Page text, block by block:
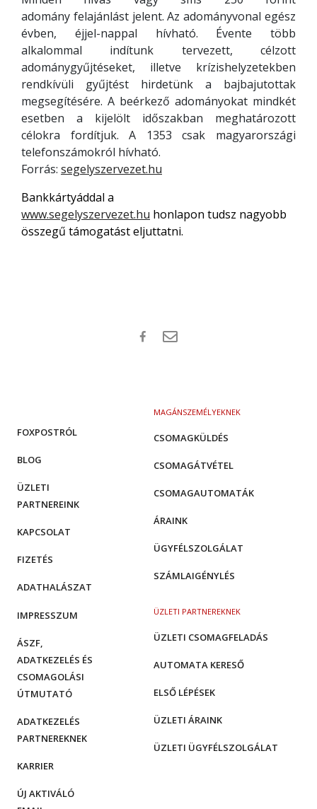
adomány felajánlást jelent. Az adományvonal egész
évben, éjjel-nappal hívható. Évente több
alkalommal indítunk tervezett, célzott
adománygyűjtéseket, illetve krízishelyzetekben
rendkívüli gyűjtést hirdetünk a bajbajutottak
megsegítésére. A beérkező adományokat mindkét
esetben a kijelölt időszakban meghatározott
célokra fordítjuk. A 1353 csak magyarországi
telefonszámokról hívható.
Forrás: segelyszervezet.hu
Bankkártyáddal a
www.segelyszervezet.hu honlapon tudsz nagyobb
összegű támogatást eljuttatni.
MAGÁNSZEMÉLYEKNEK
CSOMAGKÜLDÉS
CSOMAGÁTVÉTEL
CSOMAGAUTOMATÁK
ÁRAINK
ÜGYFÉLSZOLGÁLAT
SZÁMLAIGÉNYLÉS
ÜZLETI PARTNEREKNEK
ÜZLETI CSOMAGFELADÁS
AUTOMATA KERESŐ
ELSŐ LÉPÉSEK
ÜZLETI ÁRAINK
ÜZLETI ÜGYFÉLSZOLGÁLAT
FOXPOSTRÓL
BLOG
ÜZLETI
PARTNEREINK
KAPCSOLAT
FIZETÉS
ADATHALÁSZAT
IMPRESSZUM
ÁSZF,
ADATKEZELÉS ÉS
CSOMAGOLÁSI
ÚTMUTATÓ
ADATKEZELÉS
PARTNEREKNEK
KARRIER
ÚJ AKTIVÁLÓ